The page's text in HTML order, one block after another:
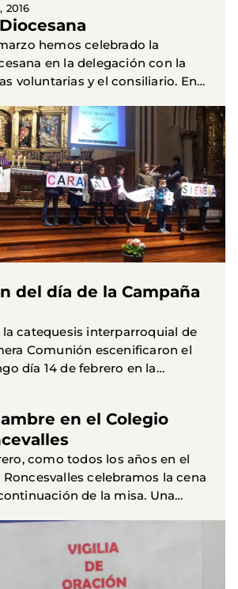
2016
hemos celebrado la
en la delegación con la
voluntarias y el consiliario. En
año 2015...
del día de la Campaña
la catequesis interparroquial de
Comunión escenificaron el
día 14 de febrero en la
en el Colegio
como todos los años en el
celebramos la cena
de la misa. Una